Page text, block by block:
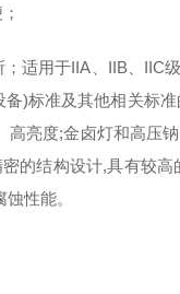
适用于IIA、IIB、IIC
)标准及其他相关标
亮度;金卤灯和高压
的结构设计,具有较
性能。